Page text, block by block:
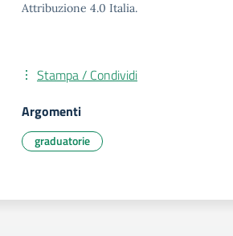
Attribuzione 4.0 Italia.
Stampa / Condividi
Argomenti
graduatorie